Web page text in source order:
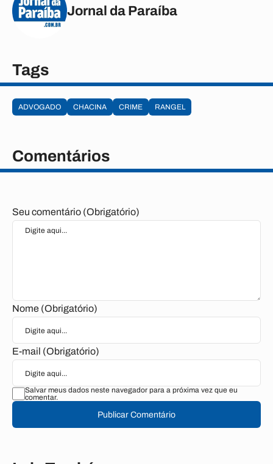
Jornal da Paraíba
Tags
ADVOGADO CHACINA CRIME RANGEL
Comentários
Seu comentário (Obrigatório)
Nome (Obrigatório)
E-mail (Obrigatório)
Salvar meus dados neste navegador para a próxima vez que eu
comentar.
Publicar Comentário